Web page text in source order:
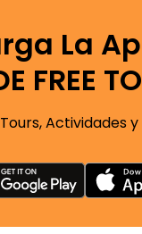
La
FREE
Actividades